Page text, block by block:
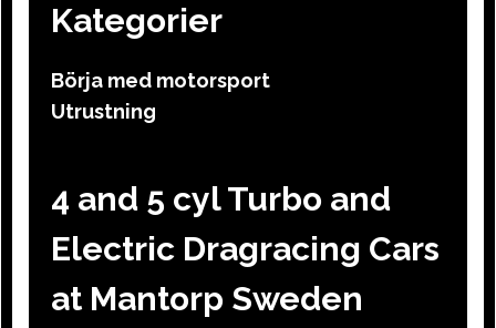
Kategorier
Börja med motorsport
Utrustning
4 and 5 cyl Turbo and
Electric Dragracing Cars
at Mantorp Sweden